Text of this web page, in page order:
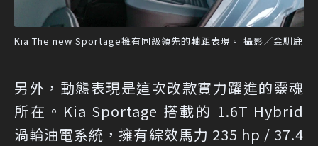
Kia The new Sportage擁有同級領先的軸距表現。 攝影／金馴鹿
另外，動態表現是這次改款實力躍進的靈魂
所在。Kia Sportage 搭載的 1.6T Hybrid
渦輪油電系統，擁有綜效馬力 235 hp / 37.4